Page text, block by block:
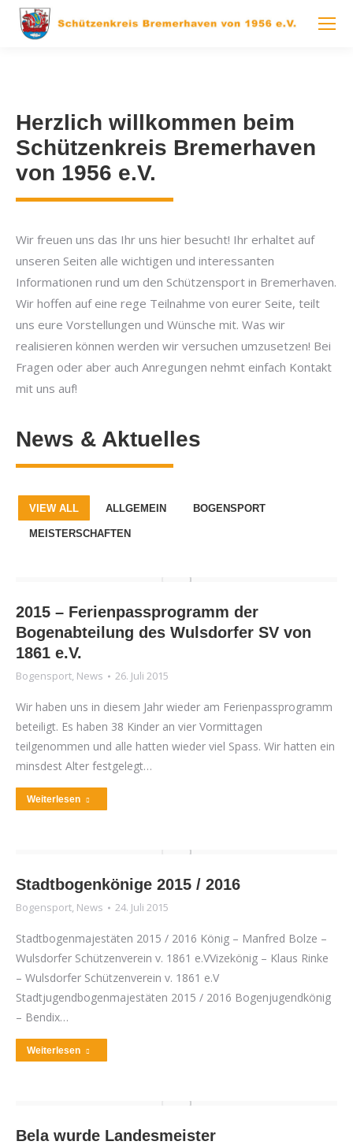
Herzlich willkommen beim
Schützenkreis Bremerhaven
von 1956 e.V.
Wir freuen uns das Ihr uns hier besucht! Ihr erhaltet auf
unseren Seiten alle wichtigen und interessanten
Informationen rund um den Schützensport in Bremerhaven.
Wir hoffen auf eine rege Teilnahme von eurer Seite, teilt
uns eure Vorstellungen und Wünsche mit. Was wir
realisieren können werden wir versuchen umzusetzen! Bei
Fragen oder aber auch Anregungen nehmt einfach Kontakt
mit uns auf!
News & Aktuelles
VIEW ALL ALLGEMEIN BOGENSPORT
MEISTERSCHAFTEN
2015 – Ferienpassprogramm der
Bogenabteilung des Wulsdorfer SV von
1861 e.V.
Bogensport, News 26. Juli 2015
Wir haben uns in diesem Jahr wieder am Ferienpassprogramm
beteiligt. Es haben 38 Kinder an vier Vormittagen
teilgenommen und alle hatten wieder viel Spass. Wir hatten ein
minsdest Alter festgelegt…
Weiterlesen
Stadtbogenkönige 2015 / 2016
Bogensport, News 24. Juli 2015
Stadtbogenmajestäten 2015 / 2016 König – Manfred Bolze –
Wulsdorfer Schützenverein v. 1861 e.VVizekönig – Klaus Rinke
– Wulsdorfer Schützenverein v. 1861 e.V
Stadtjugendbogenmajestäten 2015 / 2016 Bogenjugendkönig
– Bendix…
Weiterlesen
Bela wurde Landesmeister